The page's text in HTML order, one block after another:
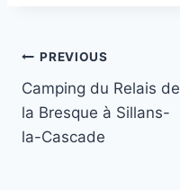
Post
navigation
PREVIOUS
Camping du Relais de
la Bresque à Sillans-
la-Cascade